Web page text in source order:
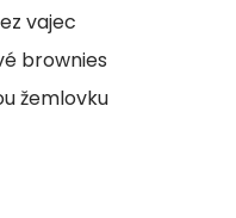
vajec
brownies
žemlovku